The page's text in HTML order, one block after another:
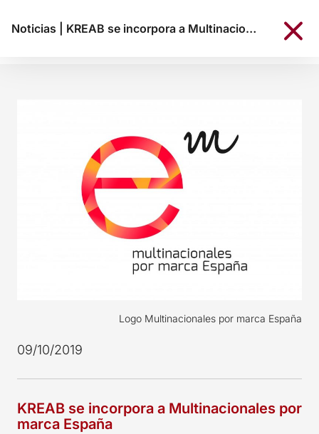
Noticias KREAB se incorpora a Multinacionales por marca España
Logo Multinacionales por marca España
09/10/2019
KREAB se incorpora a Multinacionales por
marca España